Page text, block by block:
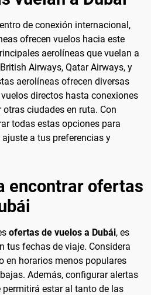
de conexión internacional,
ofrecen vuelos hacia este
aerolíneas que vuelan a
Airways, Qatar Airways, y
aerolíneas ofrecen diversas
directos hasta conexiones
ciudades en ruta. Con
todas estas opciones para
a tus preferencias y
encontrar ofertas
ofertas de vuelos a Dubái, es
tus fechas de viaje. Considera
en horarios menos populares
Además, configurar alertas
permitirá estar al tanto de las